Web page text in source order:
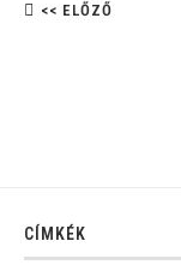
<< ELŐZŐ
CÍMKÉK